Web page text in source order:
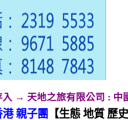
入 → 天地之旅有限公司 : 中
港 親子團
【生態 地質 歷